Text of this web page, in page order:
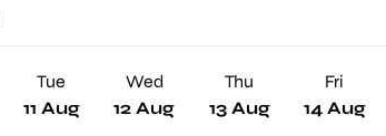
Tue
11 Aug
Wed
12 Aug
Thu
13 Aug
Fri
14 Aug